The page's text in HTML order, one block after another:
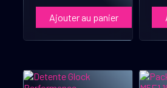
Ajouter au panier